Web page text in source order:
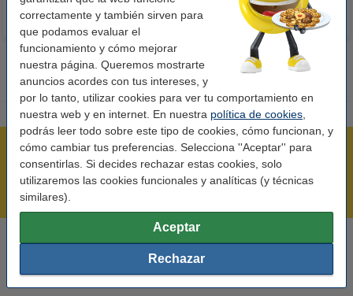
correctamente y también sirven para
que podamos evaluar el
funcionamiento y cómo mejorar
nuestra página. Queremos mostrarte
anuncios acordes con tus intereses, y
por lo tanto, utilizar cookies para ver tu comportamiento en
nuestra web y en internet. En nuestra política de cookies
podrás leer todo sobre este tipo de cookies, cómo funcionan, y
cómo cambiar tus preferencias. Selecciona ''Aceptar'' para
consentirlas. Si decides rechazar estas cookies, solo
utilizaremos las cookies funcionales y analíticas (y técnicas
similares).
Aceptar
Rechazar
Rápido y sencillo
Mejor Precio Garantizado
En días laborables de 09:00 a 20:00.